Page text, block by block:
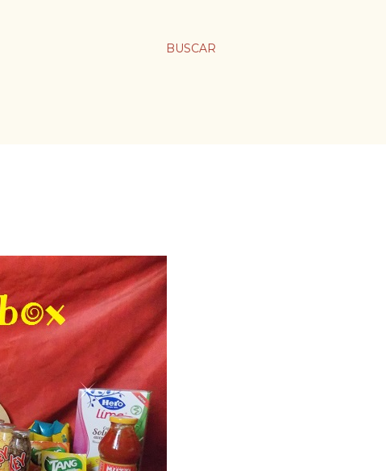
BUSCAR